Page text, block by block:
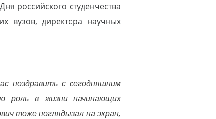
российского студенчества
вузов, директора научных
поздравить с сегодняшним
роль в жизни начинающих
тоже поглядывал на экран,